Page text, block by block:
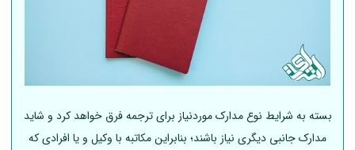
بسته به شرایط نوع مدارک موردنیاز برای ترجمه فرق خواهد کرد و شاید
مدارک جانبی دیگری نیاز باشند؛ بنابراین مکاتبه با وکیل و یا افرادی که